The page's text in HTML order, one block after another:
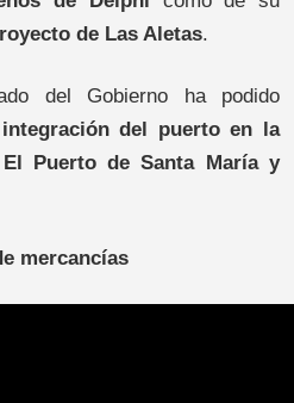
de Las Aletas.
del Gobierno ha podido
integración del puerto en la
Puerto de Santa María y
mercancías